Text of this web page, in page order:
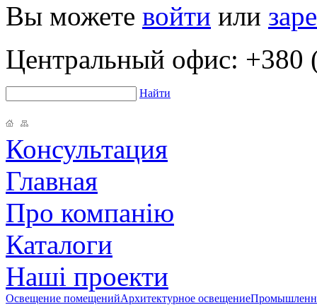
Вы можете войти или
Центральный офис: +380
Найти
Консультация
Главная
Про компанію
Каталоги
Наші проекти
Освещение помещенийАрхитектурное освещение